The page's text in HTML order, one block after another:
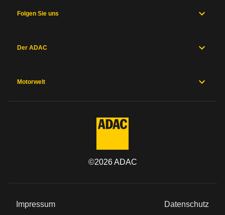
Folgen Sie uns
Der ADAC
Motorwelt
©2026ADAC
Impressum Datenschutz